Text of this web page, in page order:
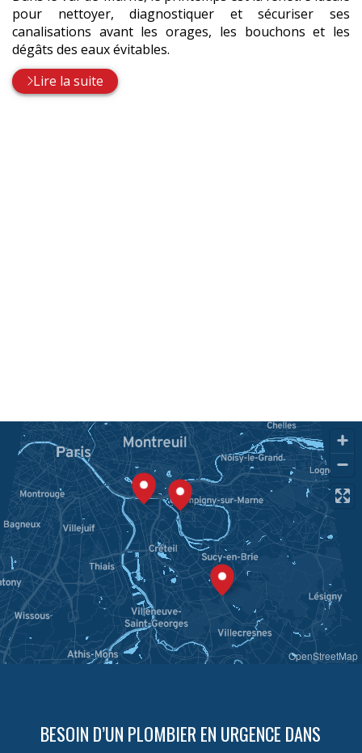
pour nettoyer, diagnostiquer et sécuriser ses
canalisations avant les orages, les bouchons et les
dégâts des eaux évitables.
Lire la suite
OpenStreetMap
BESOIN D’UN PLOMBIER EN URGENCE DANS